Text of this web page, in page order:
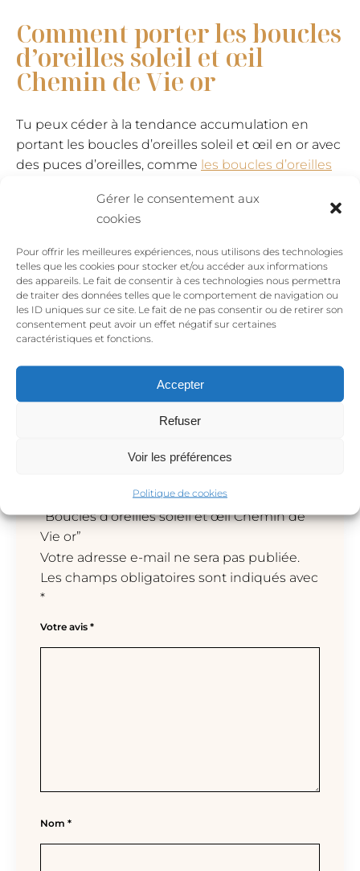
Gérer le consentement aux
cookies
Pour offrir les meilleures expériences, nous utilisons des technologies
telles que les cookies pour stocker et/ou accéder aux informations
des appareils. Le fait de consentir à ces technologies nous permettra
de traiter des données telles que le comportement de navigation ou
les ID uniques sur ce site. Le fait de ne pas consentir ou de retirer son
consentement peut avoir un effet négatif sur certaines
caractéristiques et fonctions.
Accepter
Refuser
Voir les préférences
Politique de cookies
Comment porter les boucles
d’oreilles soleil et œil
Chemin de Vie or
Tu peux céder à la tendance accumulation en
portant les boucles d’oreilles soleil et œil en or avec
des puces d’oreilles, comme les boucles d’oreilles
d’oreilles Chemin de Vie avec le collier œil incrusté
d’un cristal Swarovski
œil. Si tu veux qu’elles rayonnent d’elles-même,
garde-les seules, et elles feront le job pour apporter
une touche de lumière à ta tenue !
Avis
Il n’y a pas encore d’avis.
Soyez le premier à laisser votre avis sur
“Boucles d’oreilles soleil et œil Chemin de
Vie or”
Votre adresse e-mail ne sera pas publiée.
Les champs obligatoires sont indiqués avec
*
Votre avis *
Nom *